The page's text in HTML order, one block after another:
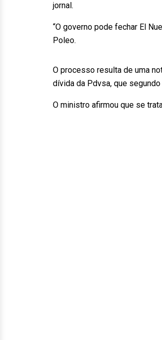
jornal.
“O governo pode fechar El
Poleo.
O processo resulta de uma
dívida da Pdvsa, que
O ministro afirmou que se